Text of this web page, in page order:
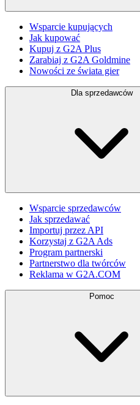
Wsparcie kupujących
Jak kupować
Kupuj z G2A Plus
Zarabiaj z G2A Goldmine
Nowości ze świata gier
Dla sprzedawców
Wsparcie sprzedawców
Jak sprzedawać
Importuj przez API
Korzystaj z G2A Ads
Program partnerski
Partnerstwo dla twórców
Reklama w G2A.COM
Pomoc